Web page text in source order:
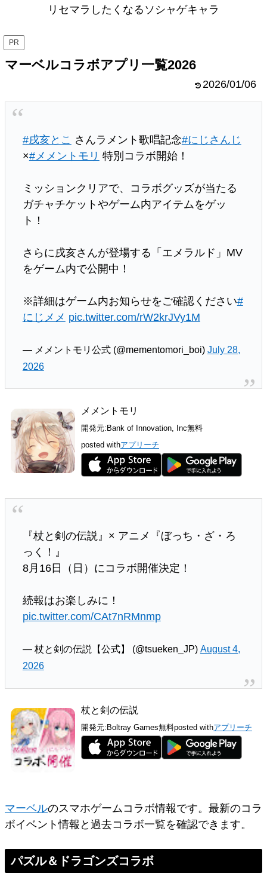
リセマラしたくなるソシャゲキャラ
PR
マーベルコラボアプリ一覧2026
2026/01/06
#戌亥とこ さんラメント歌唱記念#にじさんじ
×#メメントモリ 特別コラボ開始！
ミッションクリアで、コラボグッズが当たる
ガチャチケットやゲーム内アイテムをゲッ
ト！
さらに戌亥さんが登場する「エメラルド」MV
をゲーム内で公開中！
※詳細はゲーム内お知らせをご確認ください#
にじメメ pic.twitter.com/rW2krJVy1M
— メメントモリ公式 (@mementomori_boi) July 28,
2026
メメントモリ
開発元:Bank of Innovation, Inc無料
posted withアプリーチ
『杖と剣の伝説』× アニメ『ぼっち・ざ・ろ
っく！』
8月16日（日）にコラボ開催決定！
続報はお楽しみに！
pic.twitter.com/CAt7nRMnmp
— 杖と剣の伝説【公式】 (@tsueken_JP) August 4,
2026
杖と剣の伝説
開発元: Boltray Games無料posted withアプリーチ
マーベルのスマホゲームコラボ情報です。最新のコラ
ボイベント情報と過去コラボ一覧を確認できます。
パズル＆ドラゴンズコラボ